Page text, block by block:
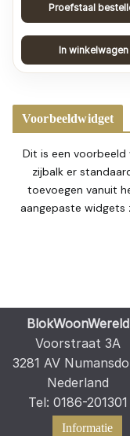
Proefstaal
In winkelwagen
Voorbeeldwidget
Dit is een
zijbalk er
toevoegen vanuit
aangepaste widgets
BlokWoonWereld
Voorstraat 3A
3281 AV
Nederland
Tel: 0186-201301
Informatie